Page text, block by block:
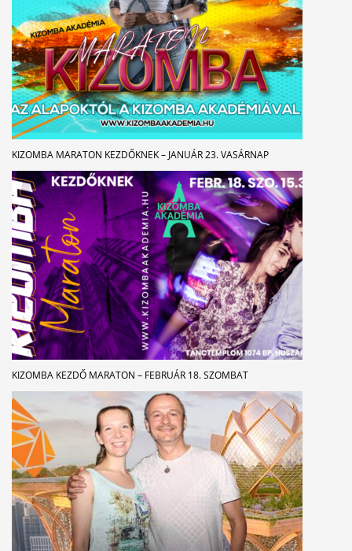
KIZOMBA MARATON KEZDŐKNEK – JANUÁR 23. VASÁRNAP
KIZOMBA KEZDŐ MARATON – FEBRUÁR 18. SZOMBAT